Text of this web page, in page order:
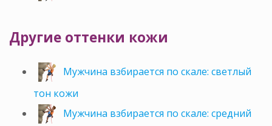
Другие оттенки кожи
Мужчина взбирается по скале: светлый
тон кожи
Мужчина взбирается по скале: средний